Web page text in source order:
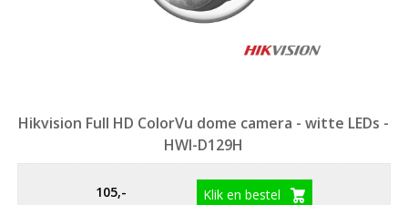
Hikvision Full HD ColorVu dome camera - witte LEDs -
HWI-D129H
105,- Klik en bestel